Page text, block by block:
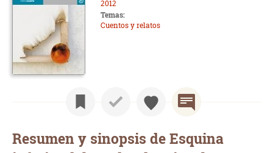
2012
Temas:
Cuentos y relatos
Resumen y sinopsis de Esquina